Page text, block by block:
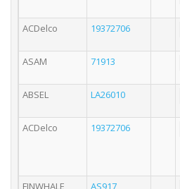
ACDelco
19372706
ASAM 71913
ABSEL
LA26010
ACDelco
19372706